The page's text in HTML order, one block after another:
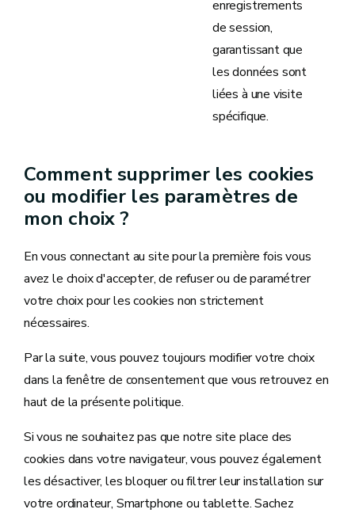
enregistrements
de session,
garantissant que
les données sont
liées à une visite
spécifique.
Comment supprimer les cookies
ou modifier les paramètres de
mon choix ?
En vous connectant au site pour la première fois vous
avez le choix d'accepter, de refuser ou de paramétrer
votre choix pour les cookies non strictement
nécessaires.
Par la suite, vous pouvez toujours modifier votre choix
dans la fenêtre de consentement que vous retrouvez en
haut de la présente politique.
Si vous ne souhaitez pas que notre site place des
cookies dans votre navigateur, vous pouvez également
les désactiver, les bloquer ou filtrer leur installation sur
votre ordinateur, Smartphone ou tablette. Sachez